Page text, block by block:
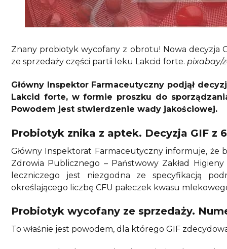
Znany probiotyk wycofany z obrotu! Nowa decyzja
ze sprzedaży części partii leku Lakcid forte. pixabay/
Główny Inspektor Farmaceutyczny podjął
Lakcid forte, w formie proszku do
Powodem jest stwierdzenie wady jakościowej.
Probiotyk znika z aptek. Decyzja GIF z
Główny Inspektorat Farmaceutyczny informuje,
Zdrowia Publicznego – Państwowy Zakład
leczniczego jest niezgodna ze specyfikacją
określającego liczbę CFU pałeczek kwasu
Probiotyk wycofany ze sprzedaży.
To właśnie jest powodem, dla którego GIF